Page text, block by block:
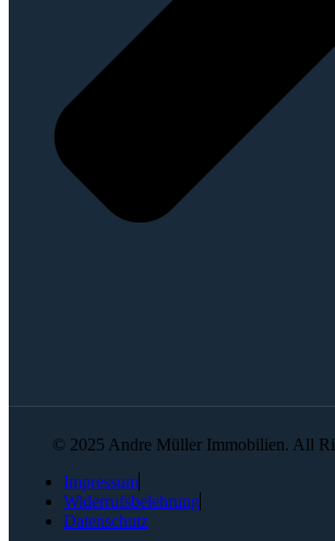
© 2025 Andre Müller Immobilien. All
Impressum
Widerrufsbelehrung
Datenschutz